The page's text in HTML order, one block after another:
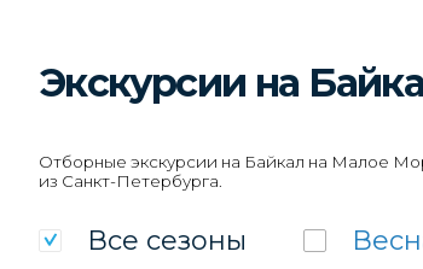
Экскурсии на
Отборные экскурсии на Байкал на Малое
из Санкт-Петербурга.
Все сезоны